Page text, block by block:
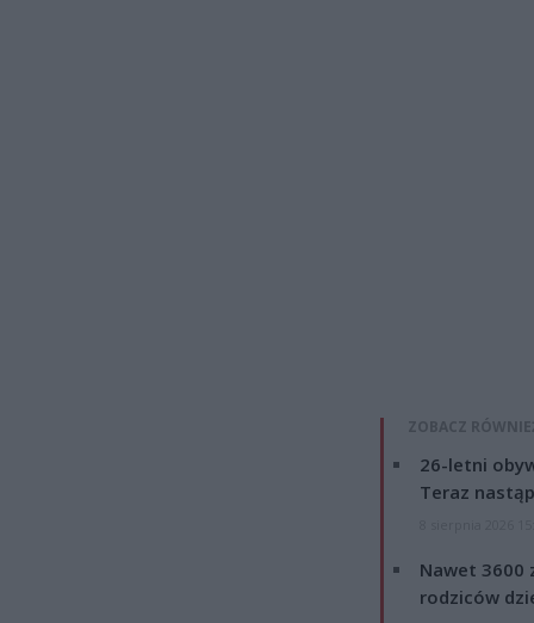
ZOBACZ
26-letni
Teraz
Nawet 3600
rodziców